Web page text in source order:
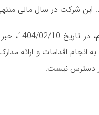
به
اقدامات و ارائه
دسترس نیست.